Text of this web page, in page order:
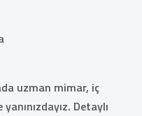
uzman mimar, iç
Detaylı